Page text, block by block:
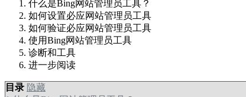
什么是Bing网站管理员工具？
如何设置必应网站管理员工具
如何验证必应网站管理员工具
使用Bing网站管理员工具
诊断和工具
进一步阅读
目录 隐藏